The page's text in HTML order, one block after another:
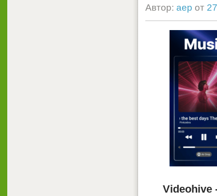
Автор: aep от
Videohive